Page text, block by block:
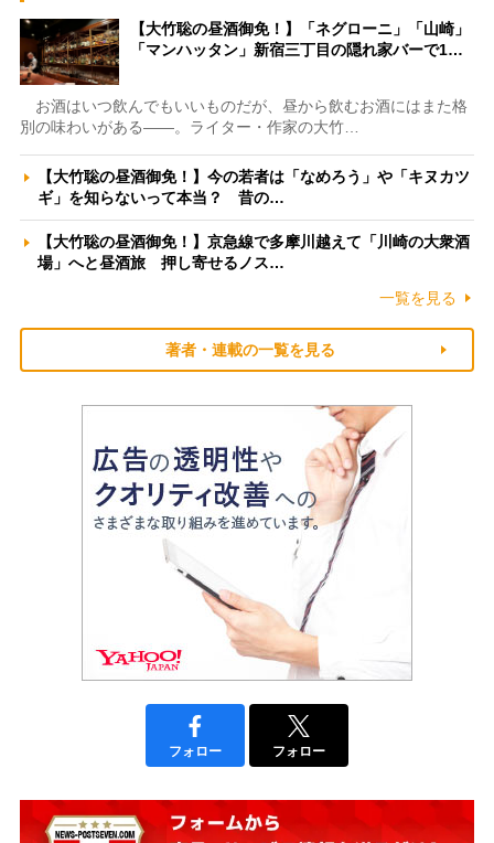
【大竹聡の昼酒御免！】「ネグローニ」「山崎」
「マンハッタン」新宿三丁目の隠れ家バーで1…
お酒はいつ飲んでもいいものだが、昼から飲むお酒にはまた格
別の味わいがある――。ライター・作家の大竹…
【大竹聡の昼酒御免！】今の若者は「なめろう」や「キヌカツ
ギ」を知らないって本当？ 昔の…
【大竹聡の昼酒御免！】京急線で多摩川越えて「川崎の大衆酒
場」へと昼酒旅 押し寄せるノス…
一覧を見る
著者・連載の一覧を見る
フォロー フォロー